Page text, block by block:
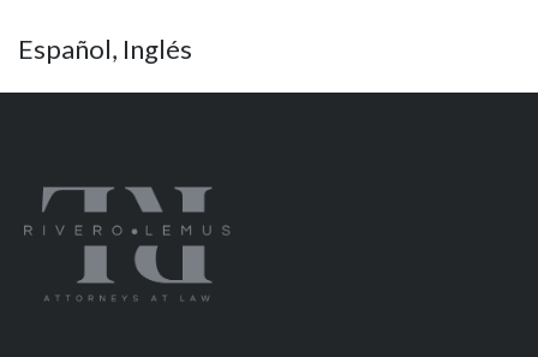
Español, Inglés